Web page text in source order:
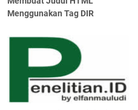
Menggunakan Tag DIR